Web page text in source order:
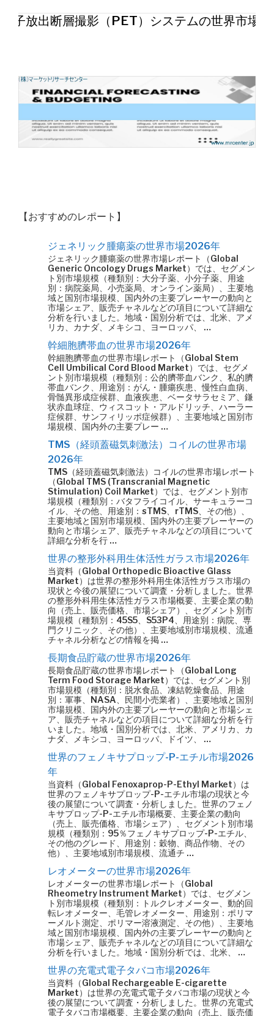
子放出断層撮影（PET）システムの世界市場
【おすすめのレポート】
ジェネリック腫瘍薬の世界市場2026年
ジェネリック腫瘍薬の世界市場レポート（Global
Generic Oncology Drugs Market）では、セグメン
ト別市場規模（種類別：大分子薬、小分子薬、用途
別：病院薬局、小売薬局、オンライン薬局）、主要地
域と国別市場規模、国内外の主要プレーヤーの動向と
市場シェア、販売チャネルなどの項目について詳細な
分析を行いました。地域・国別分析では、北米、アメ
リカ、カナダ、メキシコ、ヨーロッパ、 …
幹細胞臍帯血の世界市場2026年
幹細胞臍帯血の世界市場レポート（Global Stem
Cell Umbilical Cord Blood Market）では、セグメ
ント別市場規模（種類別：公的臍帯血バンク、私的臍
帯血バンク、用途別：がん・腫瘍疾患、慢性白血病、
骨髄異形成症候群、血液疾患、ベータサラセミア、鎌
状赤血球症、ウィスコット・アルドリッチ、ハーラー
症候群、サンフィリッポ症候群）、主要地域と国別市
場規模、国内外の主要プレー …
TMS（経頭蓋磁気刺激法）コイルの世界市場
2026年
TMS（経頭蓋磁気刺激法）コイルの世界市場レポート
（Global TMS (Transcranial Magnetic
Stimulation) Coil Market）では、セグメント別市
場規模（種類別：バタフライコイル、サーキュラーコ
イル、その他、用途別：sTMS、rTMS、その他）、
主要地域と国別市場規模、国内外の主要プレーヤーの
動向と市場シェア、販売チャネルなどの項目について
詳細な分析を行 …
世界の整形外科用生体活性ガラス市場2026年
当資料（Global Orthopedic Bioactive Glass
Market）は世界の整形外科用生体活性ガラス市場の
現状と今後の展望について調査・分析しました。世界
の整形外科用生体活性ガラス市場概要、主要企業の動
向（売上、販売価格、市場シェア）、セグメント別市
場規模（種類別：45S5、S53P4、用途別：病院、専
門クリニック、その他）、主要地域別市場規模、流通
チャネル分析などの情報を掲 …
長期食品貯蔵の世界市場2026年
長期食品貯蔵の世界市場レポート（Global Long
Term Food Storage Market）では、セグメント別
市場規模（種類別：脱水食品、凍結乾燥食品、用途
別：軍事、NASA、民間小売業者）、主要地域と国別
市場規模、国内外の主要プレーヤーの動向と市場シェ
ア、販売チャネルなどの項目について詳細な分析を行
いました。地域・国別分析では、北米、アメリカ、カ
ナダ、メキシコ、ヨーロッパ、ドイツ、 …
世界のフェノキサプロップ-P-エチル市場2026
年
当資料（Global Fenoxaprop-P-Ethyl Market）は
世界のフェノキサプロップ-P-エチル市場の現状と今
後の展望について調査・分析しました。世界のフェノ
キサプロップ-P-エチル市場概要、主要企業の動向
（売上、販売価格、市場シェア）、セグメント別市場
規模（種類別：95％フェノキサプロップ-P-エチル、
その他のグレード、用途別：穀物、商品作物、その
他）、主要地域別市場規模、流通チ …
レオメーターの世界市場2026年
レオメーターの世界市場レポート（Global
Rheometry Instrument Market）では、セグメン
ト別市場規模（種類別：トルクレオメーター、動的回
転レオメーター、毛管レオメーター、用途別：ポリマ
ーメルト測定、ポリマー溶液測定、その他）、主要地
域と国別市場規模、国内外の主要プレーヤーの動向と
市場シェア、販売チャネルなどの項目について詳細な
分析を行いました。地域・国別分析では、北米、 …
世界の充電式電子タバコ市場2026年
当資料（Global Rechargeable E-cigarette
Market）は世界の充電式電子タバコ市場の現状と今
後の展望について調査・分析しました。世界の充電式
電子タバコ市場概要、主要企業の動向（売上、販売価